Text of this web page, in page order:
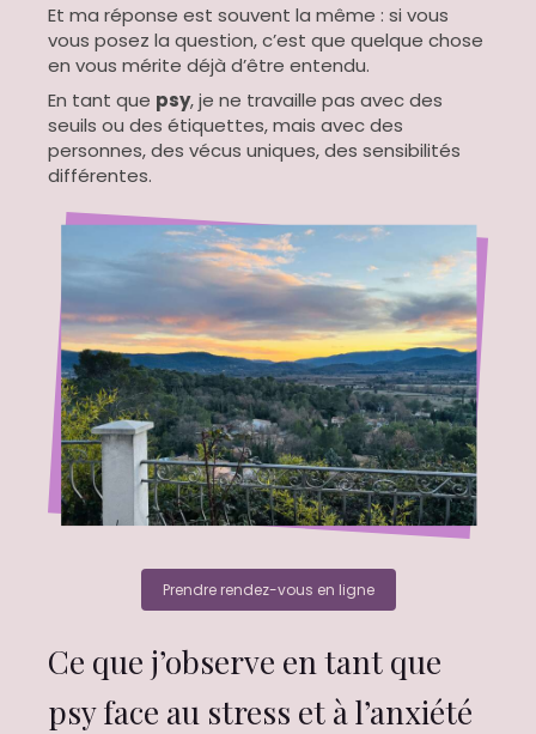
Et ma réponse est souvent la même : si vous
vous posez la question, c’est que quelque chose
en vous mérite déjà d’être entendu.
En tant que psy, je ne travaille pas avec des
seuils ou des étiquettes, mais avec des
personnes, des vécus uniques, des sensibilités
différentes.
Prendre rendez-vous en ligne
Ce que j’observe en tant que
psy face au stress et à l’anxiété